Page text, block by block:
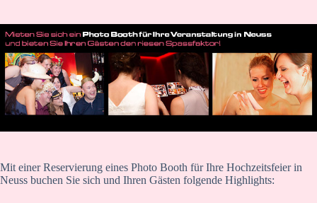
Mit einer Reservierung eines Photo Booth für Ihre Hochzeitsfeier in
Neuss buchen Sie sich und Ihren Gästen folgende Highlights: